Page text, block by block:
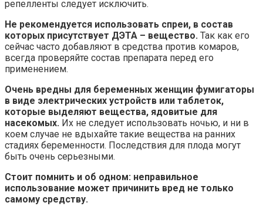
репелленты следует исключить.
Не рекомендуется использовать спреи, в состав
которых присутствует ДЭТА – вещество. Так как его
сейчас часто добавляют в средства против комаров,
всегда проверяйте состав препарата перед его
применением.
Очень вредны для беременных женщин фумигаторы
в виде электрических устройств или таблеток,
которые выделяют вещества, ядовитые для
насекомых. Их не следует использовать ночью, и ни в
коем случае не вдыхайте такие вещества на ранних
стадиях беременности. Последствия для плода могут
быть очень серьезными.
Стоит помнить и об одном: неправильное
использование может причинить вред не только
самому средству.